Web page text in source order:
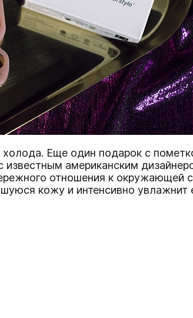
холода. Еще один подарок с
известным американским
отношения к окружающей
кожу и интенсивно увлажнит